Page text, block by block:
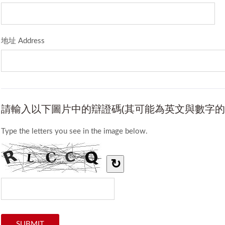
地址 Address
請輸入以下圖片中的辯證碼(其可能為英文與數字
Type the letters you see in the image below.
↻